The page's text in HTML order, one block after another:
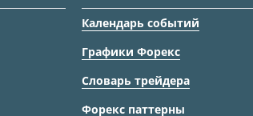
Календарь событий
Графики Форекс
Словарь трейдера
Форекс паттерны